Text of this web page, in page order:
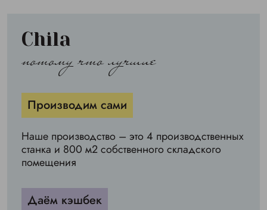
Chila
потому что лучшие
Производим сами
Наше производство – это 4 производственных
станка и 800 м2 собственного складского
помещения
Даём кэшбек